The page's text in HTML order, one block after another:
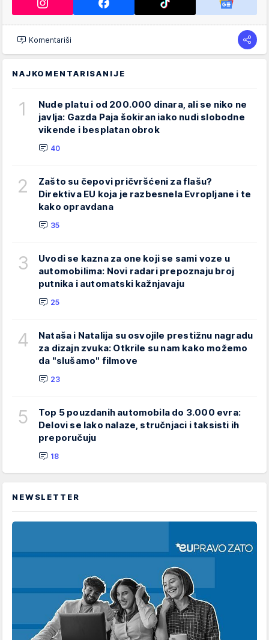
Komentariši
NAJKOMENTARISANIJE
1
Nude platu i od 200.000 dinara, ali se niko ne
javlja: Gazda Paja šokiran iako nudi slobodne
vikende i besplatan obrok
40
2
Zašto su čepovi pričvršćeni za flašu?
Direktiva EU koja je razbesnela Evropljane i te
kako opravdana
35
3
Uvodi se kazna za one koji se sami voze u
automobilima: Novi radari prepoznaju broj
putnika i automatski kažnjavaju
25
4
Nataša i Natalija su osvojile prestižnu nagradu
za dizajn zvuka: Otkrile su nam kako možemo
da "slušamo" filmove
23
5
Top 5 pouzdanih automobila do 3.000 evra:
Delovi se lako nalaze, stručnjaci i taksisti ih
preporučuju
18
NEWSLETTER